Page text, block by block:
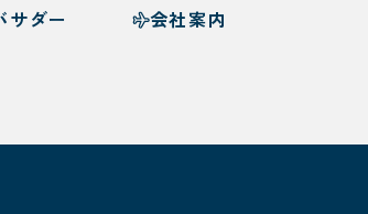
サダー
会社案内